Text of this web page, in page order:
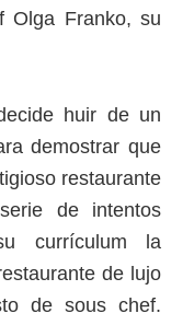
Olga Franko, su
huir de un
demostrar que
restaurante
de intentos
currículum la
de lujo
de sous chef.